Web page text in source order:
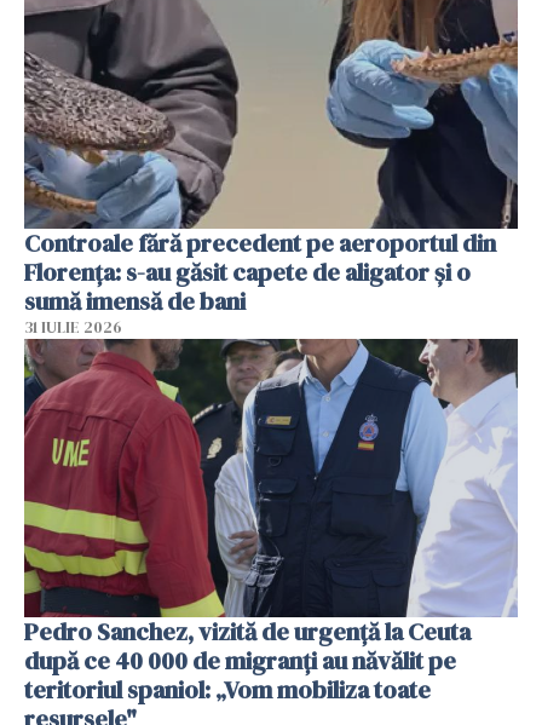
Controale fără precedent pe aeroportul din
Florența: s-au găsit capete de aligator și o
sumă imensă de bani
31 IULIE 2026
Pedro Sanchez, vizită de urgență la Ceuta
după ce 40 000 de migranți au năvălit pe
teritoriul spaniol: „Vom mobiliza toate